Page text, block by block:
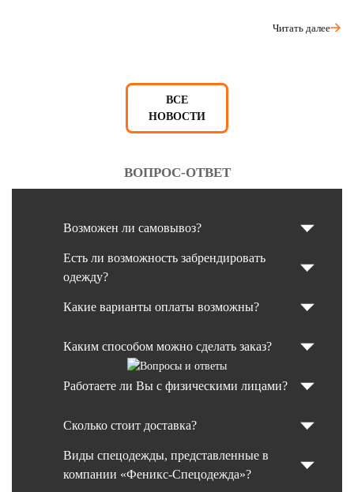
Читать далее
ВСЕ
НОВОСТИ
ВОПРОС-ОТВЕТ
Возможен ли самовывоз?
Есть ли возможность забрендировать
одежду?
Какие варианты оплаты возможны?
Каким способом можно сделать заказ?
Работаете ли Вы с физическими лицами?
Сколько стоит доставка?
Виды спецодежды, представленные в
компании «Феникс-Спецодежда»?